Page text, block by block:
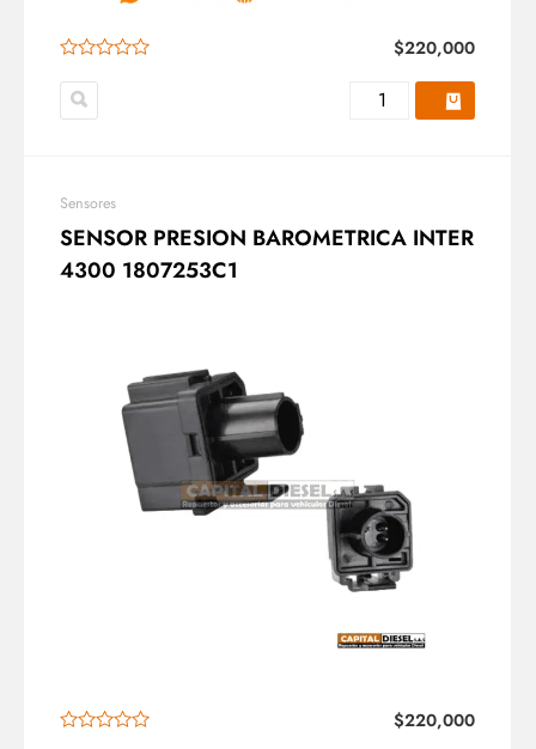
$220,000
Sensores
SENSOR PRESION BAROMETRICA INTER
4300 1807253C1
$220,000